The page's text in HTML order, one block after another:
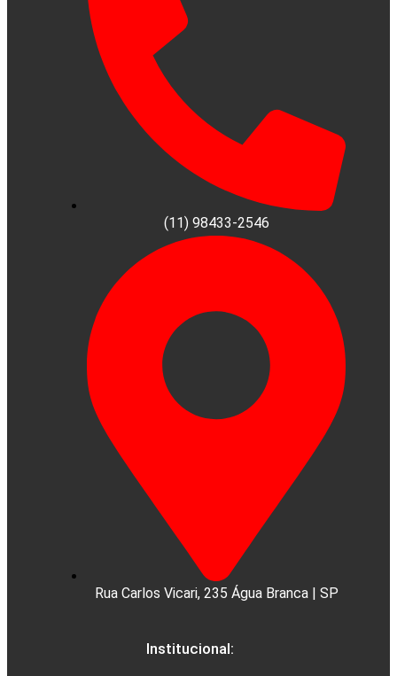
(11) 98433-2546
Rua Carlos Vicari, 235 Água Branca | SP
Institucional: